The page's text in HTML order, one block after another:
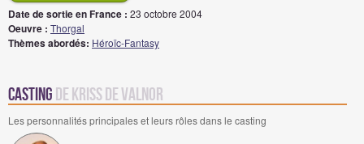
Date de sortie en France : 23 octobre 2004
Oeuvre : Thorgal
Thèmes abordés: Héroïc-Fantasy
Casting de Kriss de Valnor
Les personnalités principales et leurs rôles dans le casting